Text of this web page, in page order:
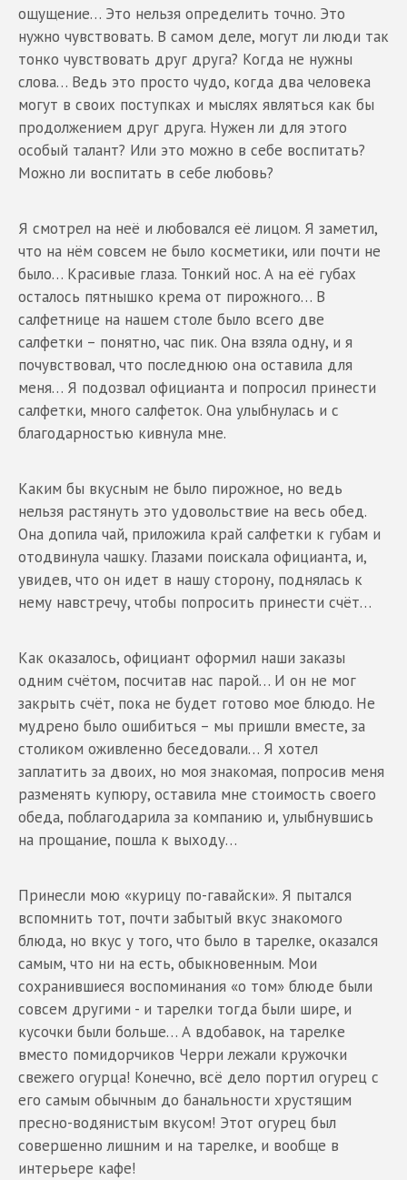
ощущение… Это нельзя определить точно. Это
нужно чувствовать. В самом деле, могут ли люди так
тонко чувствовать друг друга? Когда не нужны
слова… Ведь это просто чудо, когда два человека
могут в своих поступках и мыслях являться как бы
продолжением друг друга. Нужен ли для этого
особый талант? Или это можно в себе воспитать?
Можно ли воспитать в себе любовь?
Я смотрел на неё и любовался её лицом. Я заметил,
что на нём совсем не было косметики, или почти не
было… Красивые глаза. Тонкий нос. А на её губах
осталось пятнышко крема от пирожного… В
салфетнице на нашем столе было всего две
салфетки – понятно, час пик. Она взяла одну, и я
почувствовал, что последнюю она оставила для
меня… Я подозвал официанта и попросил принести
салфетки, много салфеток. Она улыбнулась и с
благодарностью кивнула мне.
Каким бы вкусным не было пирожное, но ведь
нельзя растянуть это удовольствие на весь обед.
Она допила чай, приложила край салфетки к губам и
отодвинула чашку. Глазами поискала официанта, и,
увидев, что он идет в нашу сторону, поднялась к
нему навстречу, чтобы попросить принести счёт…
Как оказалось, официант оформил наши заказы
одним счётом, посчитав нас парой… И он не мог
закрыть счёт, пока не будет готово мое блюдо. Не
мудрено было ошибиться – мы пришли вместе, за
столиком оживленно беседовали… Я хотел
заплатить за двоих, но моя знакомая, попросив меня
разменять купюру, оставила мне стоимость своего
обеда, поблагодарила за компанию и, улыбнувшись
на прощание, пошла к выходу…
Принесли мою «курицу по-гавайски». Я пытался
вспомнить тот, почти забытый вкус знакомого
блюда, но вкус у того, что было в тарелке, оказался
самым, что ни на есть, обыкновенным. Мои
сохранившиеся воспоминания «о том» блюде были
совсем другими - и тарелки тогда были шире, и
кусочки были больше… А вдобавок, на тарелке
вместо помидорчиков Черри лежали кружочки
свежего огурца! Конечно, всё дело портил огурец с
его самым обычным до банальности хрустящим
пресно-водянистым вкусом! Этот огурец был
совершенно лишним и на тарелке, и вообще в
интерьере кафе!